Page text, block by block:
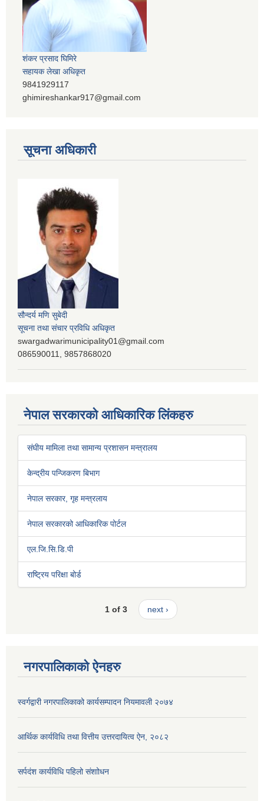
शंकर प्रसाद घिमिरे
सहायक लेखा अधिकृत
9841929117
ghimireshankar917@gmail.com
सूचना अधिकारी
सौन्दर्य मणि सुबेदी
सूचना तथा संचार प्रविधि अधिकृत
swargadwarimunicipality01@gmail.com
086590011, 9857868020
नेपाल सरकारको आधिकारिक लिंकहरु
संघीय मामिला तथा सामान्य प्रशासन मन्त्रालय
केन्द्रीय पन्जिकरण बिभाग
नेपाल सरकार, गृह मन्त्रलाय
नेपाल सरकारको आधिकारिक पोर्टल
एल.जि.सि.डि.पी
राष्ट्रिय परिक्षा बोर्ड
1 of 3 next ›
नगरपालिकाको ऐनहरु
स्वर्गद्वारी नगरपालिकाको कार्यसम्पादन नियमावली २०७४
आर्थिक कार्यविधि तथा वित्तीय उत्तरदायित्व ऐन, २०८२
सर्पदंश कार्यविधि पहिलो संशाोधन